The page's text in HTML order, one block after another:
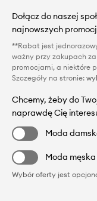
Dołącz do naszej
najnowszych
**Rabat jest
ważny przy zakupach za
promocjami, a niektóre
Szczegóły na stronie:
Chcemy, żeby do
naprawdę Cię
Moda
Moda męska
Wybór oferty jest